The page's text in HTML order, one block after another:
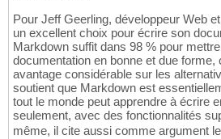
Pour Jeff Geerling, développeur Web
un excellent choix pour écrire son
Markdown suffit dans 98 % pour
documentation en bonne et due forme,
avantage considérable sur les
soutient que Markdown est
tout le monde peut apprendre à écrire
seulement, avec des fonctionnalités
même, il cite aussi comme argument le